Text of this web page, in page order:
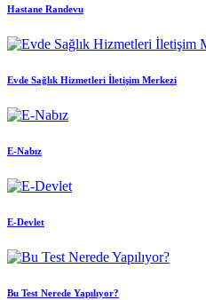
Hastane Randevu
Evde Sağlık Hizmetleri İletişim Merkezi
E-Nabız
E-Devlet
Bu Test Nerede Yapılıyor?